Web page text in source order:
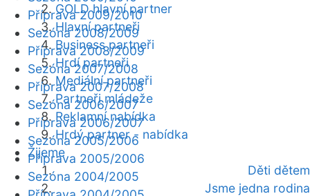
GOLD hlavní partner
Hlavní partneři
Business partneři
Hrdí partneři
Mediální partneři
Partneři mládeže
Reklamní nabídka
Hrdý partner - nabídka
Žijeme
Děti dětem
Jsme jedna rodina
Příprava 2009/2010
Sezóna 2008/2009
Příprava 2008/2009
Sezóna 2007/2008
Příprava 2007/2008
Sezóna 2006/2007
Příprava 2006/2007
Sezóna 2005/2006
Příprava 2005/2006
Sezóna 2004/2005